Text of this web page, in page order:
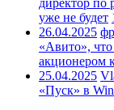
директор по
уже не будет
26.04.2025
«Авито»,
акционером
25.04.2025
«Пуск» в